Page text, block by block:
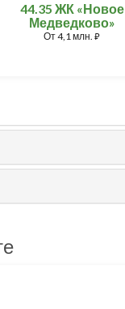
44.35 ЖК «Новое
Медведково»
От4,1 млн. ⃏